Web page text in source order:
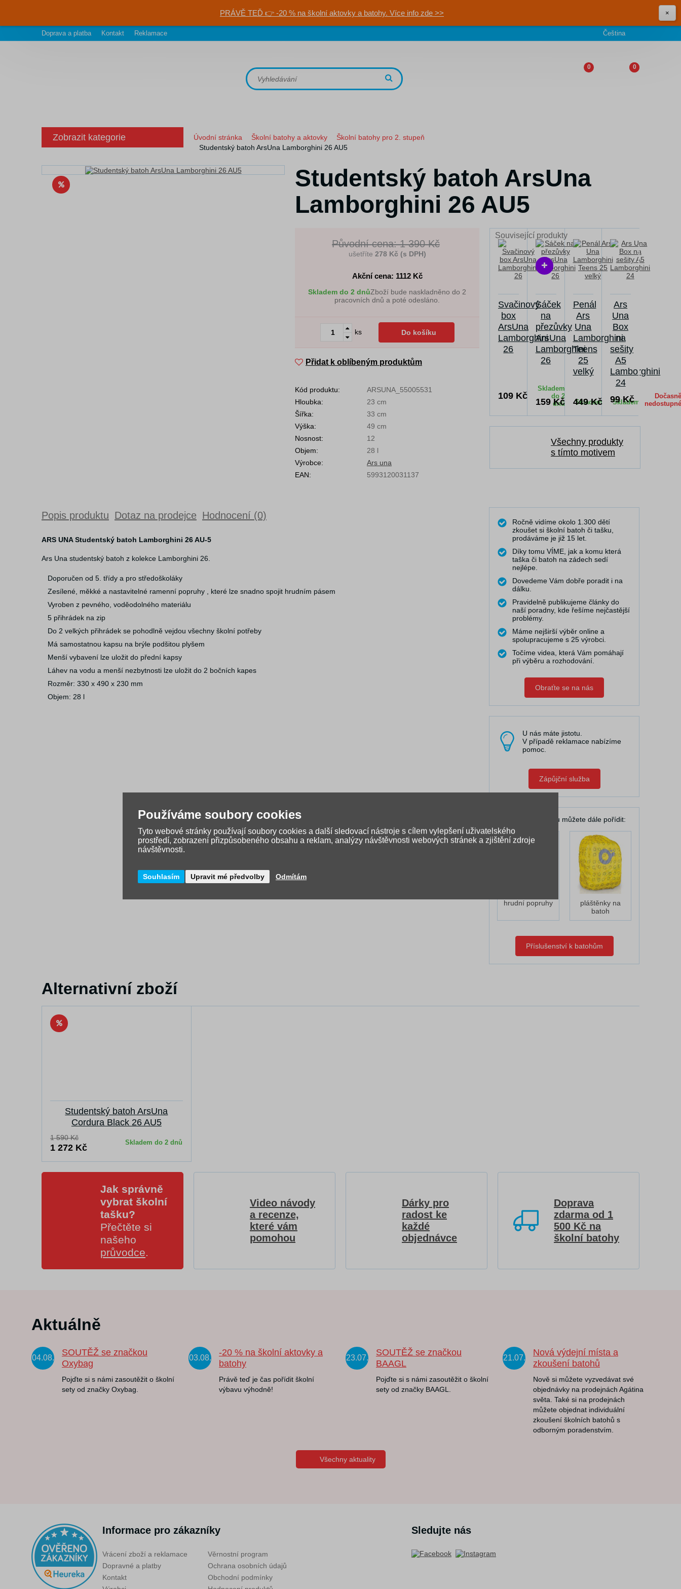
PRÁVĚ TEĎ 👉 -20 % na školní aktovky a batohy. Více info zde >> ×
Doprava a platba Kontakt Reklamace Čeština
0 0
Zobrazit kategorie Úvodní stránka Školní batohy a aktovky
Školní batohy pro 2. stupeň
Studentský batoh ArsUna Lamborghini 26 AU5
Studentský batoh ArsUna
Lamborghini 26 AU5
Původní cena: 1 390 Kč
ušetříte 278 Kč (s DPH)
Akční cena: 1112Kč
Skladem do 2 dnůZboží bude naskladněno do 2
pracovních dnů a poté odesláno.
ks Do košíku
Přidat k oblíbeným produktům
Kód produktu:
ARSUNA_55005531
Hloubka:
23 cm
Šířka:
33 cm
Výška:
49 cm
Nosnost:
12
Objem:
28 l
Výrobce:
Ars una
EAN:
5993120031137
Související produkty
Svačinový
box
ArsUna
Lamborghini
26
109 Kč
Skladem
do 2
dnů
Sáček
na
přezůvky
ArsUna
Lamborghini
26
159 Kč Skladem
Penál
Ars
Una
Lamborghini
Teens
25
velký
449 Kč Skladem
Ars
Una
Box
na
sešity
A5
Lamborghini
24
99 Kč
Všechny produkty
s tímto motivem
Popis produktu Dotaz na prodejce Hodnocení (0)
ARS UNA Studentský batoh Lamborghini 26 AU-5
Ars Una studentský batoh z kolekce Lamborghini 26.
Doporučen od 5. třídy a pro středoškoláky
Zesílené, měkké a nastavitelné ramenní popruhy , které lze snadno spojit hrudním pásem
Vyroben z pevného, voděodolného materiálu
5 přihrádek na zip
Do 2 velkých přihrádek se pohodlně vejdou všechny školní potřeby
Má samostatnou kapsu na brýle podšitou plyšem
Menší vybavení lze uložit do přední kapsy
Láhev na vodu a menší nezbytnosti lze uložit do 2 bočních kapes
Rozměr: 330 x 490 x 230 mm
Objem: 28 l
Ročně vidíme okolo 1.300 dětí
zkoušet si školní batoh či tašku,
prodáváme je již 15 let.
Díky tomu VÍME, jak a komu která
taška či batoh na zádech sedí
nejlépe.
Dovedeme Vám dobře poradit i na
dálku.
Pravidelně publikujeme články do
naší poradny, kde řešíme nejčastější
problémy.
Máme nejširší výběr online a
spolupracujeme s 25 výrobci.
Točíme videa, která Vám pomáhají
při výběru a rozhodování.
Obraťte se na nás
U nás máte jistotu.
V případě reklamace nabízíme
pomoc.
Zápůjční služba
K Vašemu batohu můžete dále pořídit:
hrudní popruhy
pláštěnky na
batoh
Příslušenství k batohům
Alternativní zboží
Studentský batoh ArsUna
Cordura Black 26 AU5
1 590 Kč
1 272 Kč
Skladem do 2 dnů
Jak správně
vybrat školní
tašku?
Přečtěte si
našeho
průvodce
Video návody
a recenze,
které vám
pomohou
Dárky pro
radost ke
každé
objednávce
Doprava
zdarma od 1
500 Kč na
školní batohy
Aktuálně
04.08.
SOUTĚŽ se značkou
Oxybag
Pojďte si s námi zasoutěžit o školní
sety od značky Oxybag.
03.08.
-20 % na školní aktovky a
batohy
Právě teď je čas pořídit školní
výbavu výhodně!
23.07.
SOUTĚŽ se značkou
BAAGL
Pojďte si s námi zasoutěžit o školní
sety od značky BAAGL.
21.07.
Nová výdejní místa a
zkoušení batohů
Nově si můžete vyzvedávat své
objednávky na prodejnách Agátina
světa. Také si na prodejnách
můžete objednat individuální
zkoušení školních batohů s
odborným poradenstvím.
Všechny aktuality
Informace pro zákazníky
Vrácení zboží a reklamace
Dopravné a platby
Kontakt
Věrnostní program
Ochrana osobních údajů
Obchodní podmínky
Sledujte nás
Používáme soubory cookies
Tyto webové stránky používají soubory cookies a další sledovací nástroje s cílem vylepšení uživatelského
prostředí, zobrazení přizpůsobeného obsahu a reklam, analýzy návštěvnosti webových stránek a zjištění zdroje
návštěvnosti.
Souhlasím Upravit mé předvolby Odmítám